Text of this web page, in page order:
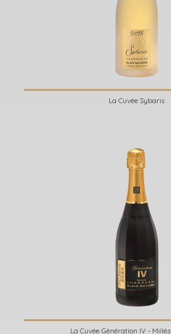
La Cuvée Sybaris
La Cuvée Génération IV -